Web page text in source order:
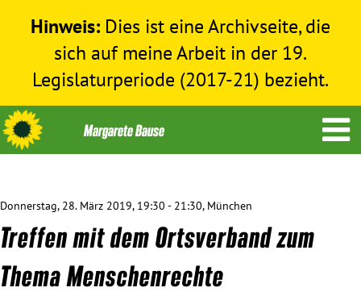
Hinweis: Dies ist eine Archivseite, die
sich auf meine Arbeit in der 19.
Legislaturperiode (2017-21) bezieht.
Themen
Menschenrechte
Donnerstag, 28. März 2019, 19:30 - 21:30, München
Treffen mit dem Ortsverband zum
Thema Menschenrechte